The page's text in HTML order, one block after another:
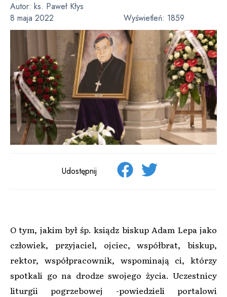
Autor: ks. Paweł Kłys
8 maja 2022
Wyświetleń: 1859
Udostępnij
O tym, jakim był śp. ksiądz biskup Adam Lepa jako
człowiek, przyjaciel, ojciec, współbrat, biskup,
rektor, współpracownik, wspominają ci, którzy
spotkali go na drodze swojego życia. Uczestnicy
liturgii pogrzebowej -powiedzieli portalowi